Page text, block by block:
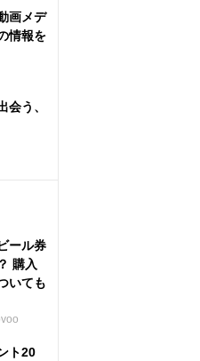
画メデ
情報を
会う、
ール券
購入
いても
Moovoo
ト20